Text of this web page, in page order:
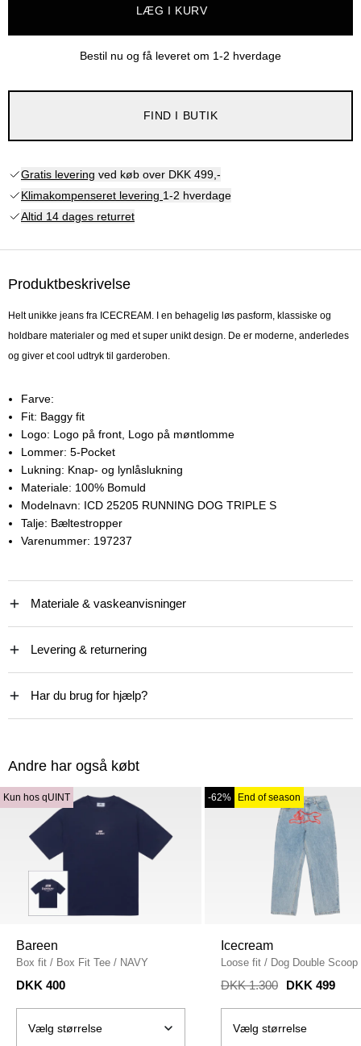
LÆG I KURV
Bestil nu og få leveret om 1-2 hverdage
FIND I BUTIK
Gratis levering ved køb over DKK 499,-
Klimakompenseret levering 1-2 hverdage
Altid 14 dages returret
Produktbeskrivelse
Helt unikke jeans fra ICECREAM. I en behagelig løs pasform, klassiske og
holdbare materialer og med et super unikt design. De er moderne, anderledes
og giver et cool udtryk til garderoben.
Farve:
Fit: Baggy fit
Logo: Logo på front, Logo på møntlomme
Lommer: 5-Pocket
Lukning: Knap- og lynlåslukning
Materiale: 100% Bomuld
Modelnavn: ICD 25205 RUNNING DOG TRIPLE S
Talje: Bæltestropper
Varenummer: 197237
Materiale & vaskeanvisninger
Levering & returnering
Har du brug for hjælp?
Andre har også købt
Kun hos qUINT
Bareen
Box fit / Box Fit Tee / NAVY
DKK 400
-62% End of season
Icecream
Loose fit / Dog Double Scoop
DENIM
DKK 1.300 DKK 499